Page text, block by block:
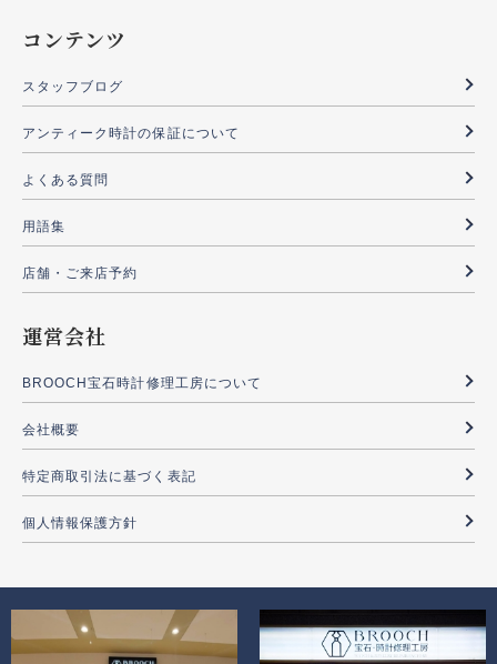
コンテンツ
スタッフブログ
アンティーク時計の保証について
よくある質問
用語集
店舗・ご来店予約
運営会社
BROOCH宝石時計修理工房について
会社概要
特定商取引法に基づく表記
個人情報保護方針